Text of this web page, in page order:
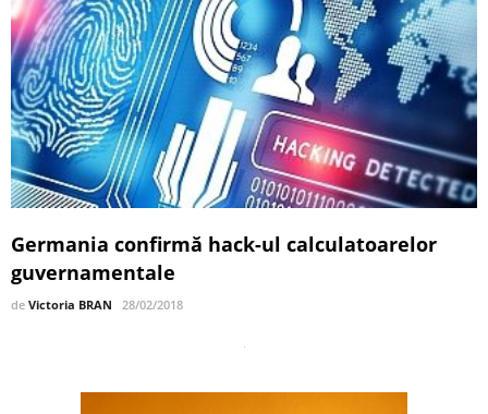
Germania confirmă hack-ul calculatoarelor
guvernamentale
de Victoria BRAN 28/02/2018